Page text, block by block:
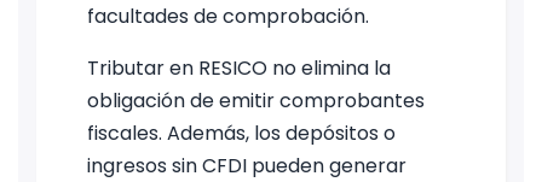
facultades de comprobación.
Tributar en RESICO no elimina la
obligación de emitir comprobantes
fiscales. Además, los depósitos o
ingresos sin CFDI pueden generar